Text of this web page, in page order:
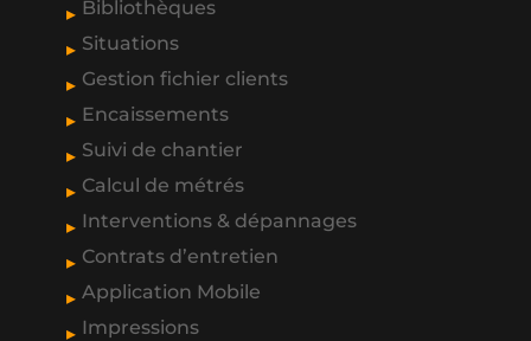
Bibliothèques
Situations
Gestion fichier clients
Encaissements
Suivi de chantier
Calcul de métrés
Interventions & dépannages
Contrats d’entretien
Application Mobile
Impressions